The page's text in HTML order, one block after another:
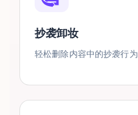
抄袭卸妆
轻松删除内容中的抄袭行为